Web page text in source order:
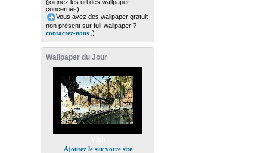
(joignez les url des wallpaper
concernés)
Vous avez des wallpaper gratuit
non présent sur full-wallpaper ?
contactez-nous;)
Wallpaper du Jour
Ajoutez le sur votre site